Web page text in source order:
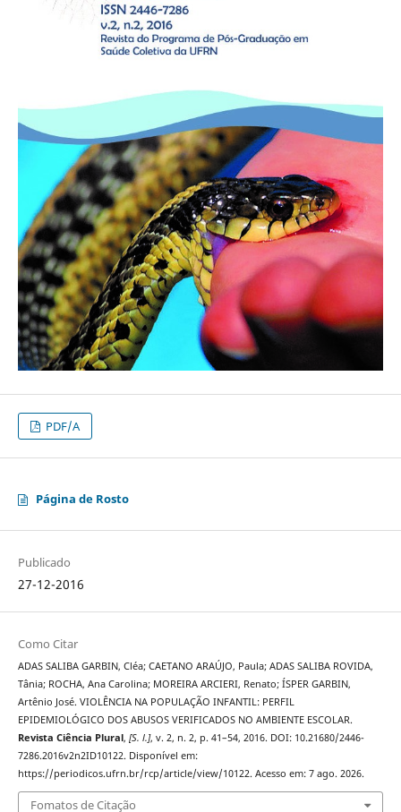
PDF/A
Página de Rosto
Publicado
27-12-2016
Como Citar
ADAS SALIBA GARBIN, Cléa; CAETANO ARAÚJO, Paula; ADAS SALIBA ROVIDA,
Tânia; ROCHA, Ana Carolina; MOREIRA ARCIERI, Renato; ÍSPER GARBIN,
Artênio José. VIOLÊNCIA NA POPULAÇÃO INFANTIL: PERFIL
EPIDEMIOLÓGICO DOS ABUSOS VERIFICADOS NO AMBIENTE ESCOLAR.
Revista Ciência Plural, [S. l.], v. 2, n. 2, p. 41–54, 2016. DOI: 10.21680/2446-
7286.2016v2n2ID10122. Disponível em:
https://periodicos.ufrn.br/rcp/article/view/10122. Acesso em: 7 ago. 2026.
Fomatos de Citação